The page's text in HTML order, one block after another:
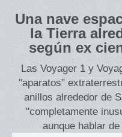
Una nave
la Tierra
según ex
Las Voyager 1 y
"aparatos"
anillos alrededor de
"completamente
aunque hablar